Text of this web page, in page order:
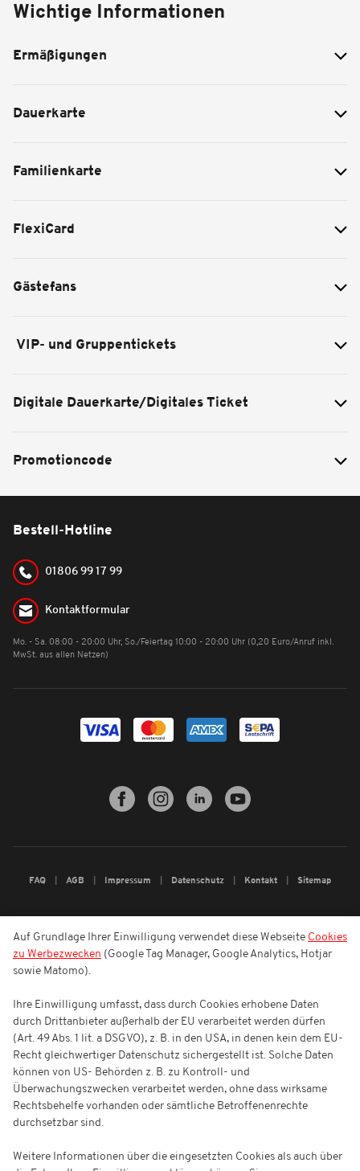
Wichtige Informationen
Ermäßigungen
Dauerkarte
Familienkarte
FlexiCard
Gästefans
VIP- und Gruppentickets
Digitale Dauerkarte/Digitales Ticket
Promotioncode
Bestell-Hotline
01806 99 17 99
Kontaktformular
Mo. - Sa. 08:00 - 20:00 Uhr, So./Feiertag 10:00 - 20:00 Uhr (0,20 Euro/Anruf inkl.
MwSt. aus allen Netzen)
FAQ AGB Impressum Datenschutz Kontakt Sitemap
Auf Grundlage Ihrer Einwilligung verwendet diese Webseite Cookies
zu Werbezwecken (Google Tag Manager, Google Analytics, Hotjar
sowie Matomo).
Ihre Einwilligung umfasst, dass durch Cookies erhobene Daten
durch Drittanbieter außerhalb der EU verarbeitet werden dürfen
(Art. 49 Abs. 1 lit. a DSGVO), z. B. in den USA, in denen kein dem EU-
Recht gleichwertiger Datenschutz sichergestellt ist. Solche Daten
können von US- Behörden z. B. zu Kontroll- und
Überwachungszwecken verarbeitet werden, ohne dass wirksame
Rechtsbehelfe vorhanden oder sämtliche Betroffenenrechte
durchsetzbar sind.
Weitere Informationen über die eingesetzten Cookies als auch über